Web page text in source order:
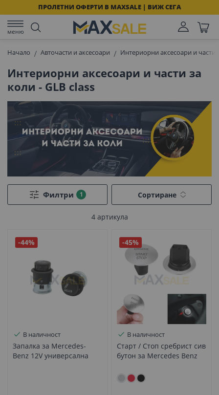
ПРОЛЕТНИ ОФЕРТИ В MAXSALE | ВИЖ СЕГА
меню
Начало Авточасти и аксесоари Интериорни аксесоари и части
Интериорни аксесоари и части за
коли - GLB class
Филтри
4артикула
Сортиране
-44%
В наличност
Запалка за Mercedes-
Benz 12V универсална
-45%
В наличност
Старт / Стоп сребрист сив
бутон за Mercedes Benz